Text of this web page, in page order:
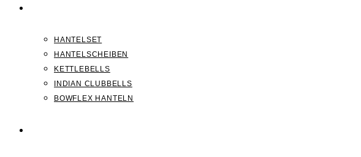
HANTELSET
HANTELSCHEIBEN
KETTLEBELLS
INDIAN CLUBBELLS
BOWFLEX HANTELN